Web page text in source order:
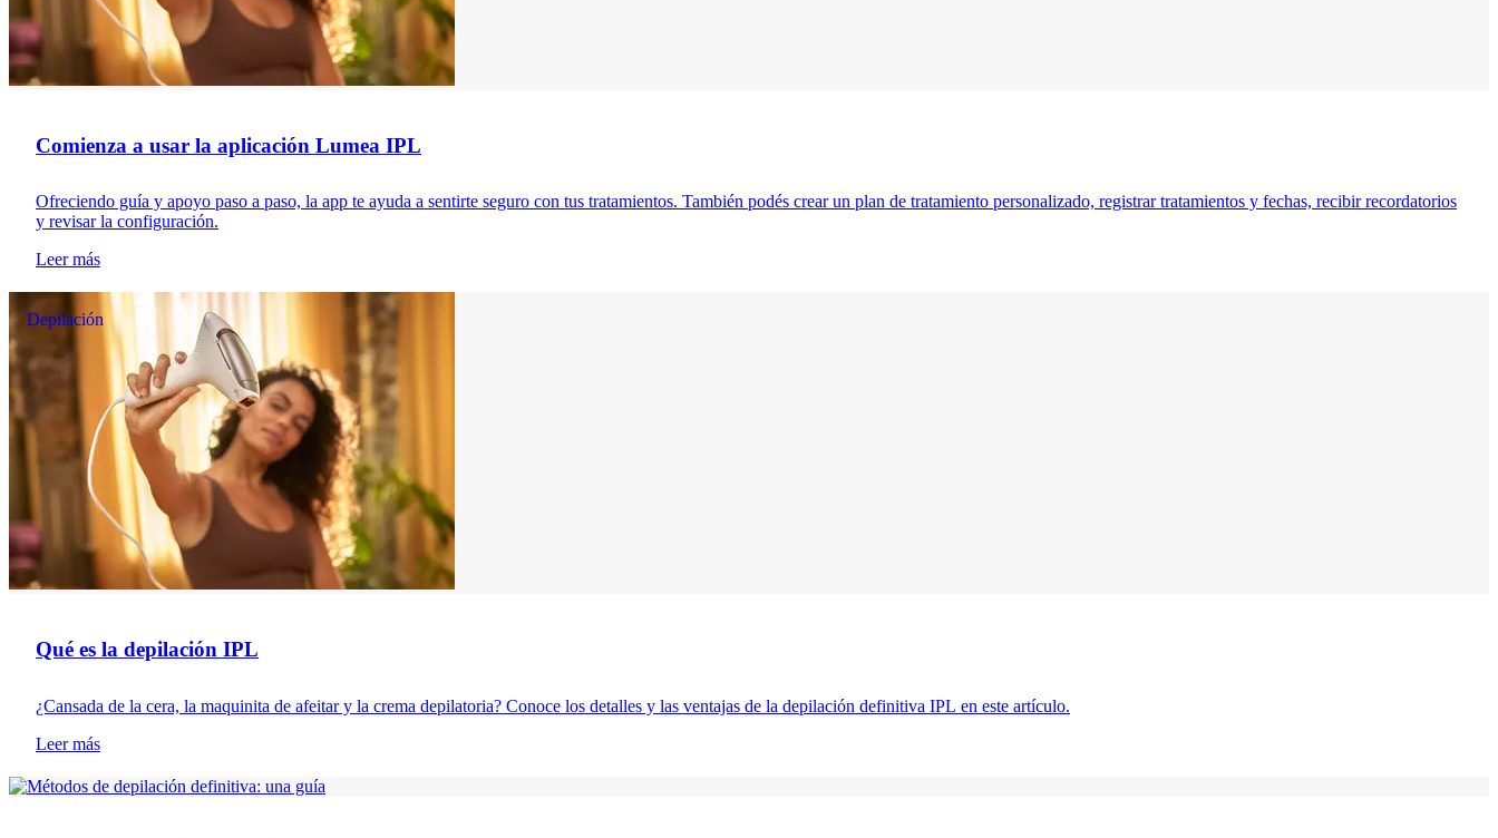
Comienza a usar la aplicación Lumea IPL
Ofreciendo guía y apoyo paso a paso, la app te ayuda a sentirte seguro con tus tratamientos. También podés crear un plan de tratamiento personalizado, registrar tratamientos y fechas, recibir recordatorios
y revisar la configuración.
Leer más
Depilación
Qué es la depilación IPL
¿Cansada de la cera, la maquinita de afeitar y la crema depilatoria? Conoce los detalles y las ventajas de la depilación definitiva IPL en este artículo.
Leer más